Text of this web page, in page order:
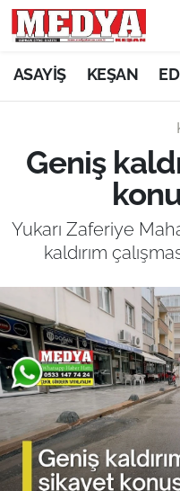
ASAYİŞ KEŞAN
Geniş
Yukarı Zaferiye
kaldırım
KEŞAN
ASAYİŞ
GÜNDEM
EKONOMİ
SAĞLIK
EĞİTİM
TARIM VE
KÜLTÜR SANAT